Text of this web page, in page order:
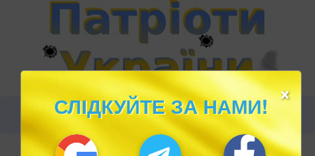
×
СЛІДКУЙТЕ ЗА НАМИ!